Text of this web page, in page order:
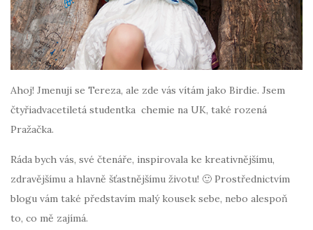
Ahoj! Jmenuji se Tereza, ale zde vás vítám jako Birdie. Jsem
čtyřiadvacetiletá studentka chemie na UK, také rozená
Pražačka.
Ráda bych vás, své čtenáře, inspirovala ke kreativnějšímu,
zdravějšímu a hlavně šťastnějšímu životu! 🙂 Prostřednictvím
blogu vám také představím malý kousek sebe, nebo alespoň
to, co mě zajímá.